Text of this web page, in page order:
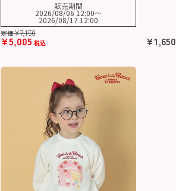
定価¥7,150
¥5,005 税込
販売期間
2026/08/06 12:00〜
2026/08/17 12:00
¥1,650